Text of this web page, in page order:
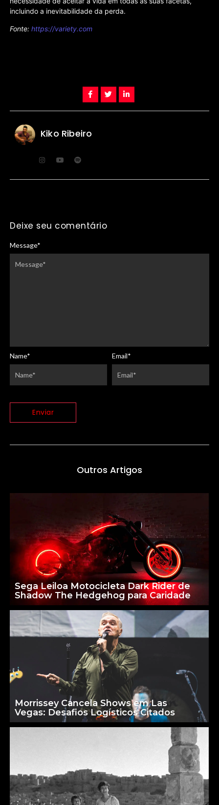
incluindo a inevitabilidade da perda.
Fonte: https://variety.com
Kiko Ribeiro
Deixe seu comentário
Message*
Name* Email*
Outros Artigos
Sega Leiloa Motocicleta Dark Rider de
Shadow The Hedgehog para Caridade
Morrissey Cancela Shows em Las
Vegas: Desafios Logísticos Citados